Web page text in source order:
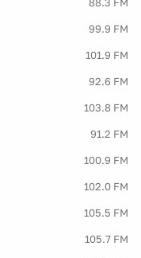
88.3 FM
99.9 FM
101.9 FM
92.6 FM
103.8 FM
91.2 FM
100.9 FM
102.0 FM
105.5 FM
105.7 FM